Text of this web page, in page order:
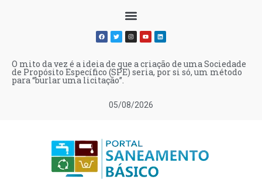
05/08/2026
O mito da vez é a ideia de que a criação de uma Sociedade
de Propósito Específico (SPE) seria, por si só, um método
para “burlar uma licitação”.